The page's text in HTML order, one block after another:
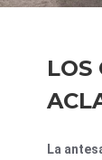
LOS
La